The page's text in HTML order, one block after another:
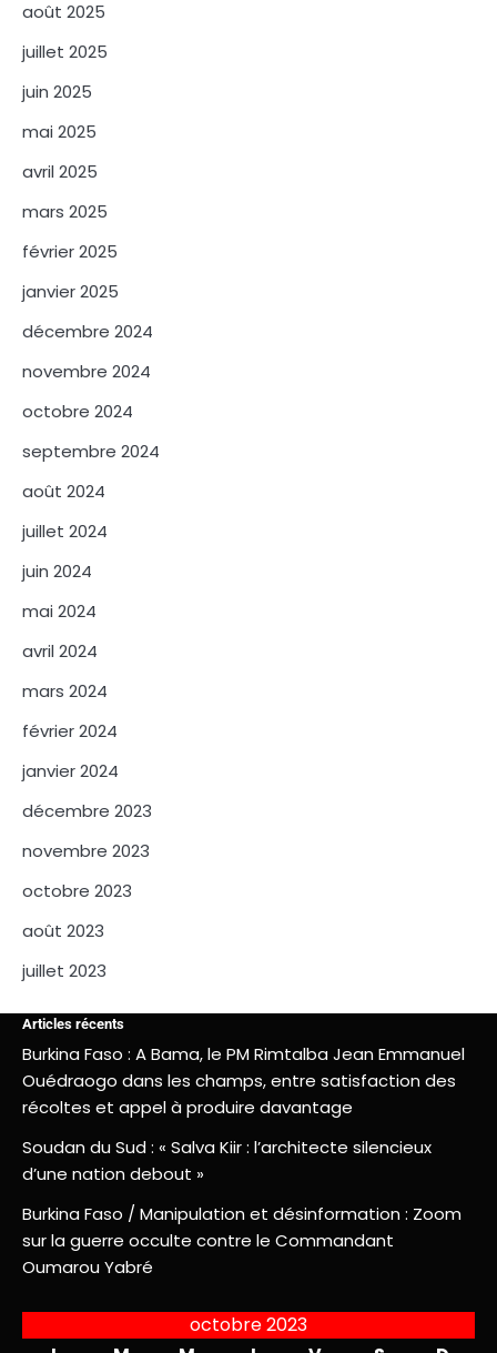
août 2025
juillet 2025
juin 2025
mai 2025
avril 2025
mars 2025
février 2025
janvier 2025
décembre 2024
novembre 2024
octobre 2024
septembre 2024
août 2024
juillet 2024
juin 2024
mai 2024
avril 2024
mars 2024
février 2024
janvier 2024
décembre 2023
novembre 2023
octobre 2023
août 2023
juillet 2023
Articles récents
Burkina Faso : A Bama, le PM Rimtalba Jean Emmanuel
Ouédraogo dans les champs, entre satisfaction des
récoltes et appel à produire davantage
Soudan du Sud : « Salva Kiir : l’architecte silencieux
d’une nation debout »
Burkina Faso / Manipulation et désinformation : Zoom
sur la guerre occulte contre le Commandant
Oumarou Yabré
octobre 2023